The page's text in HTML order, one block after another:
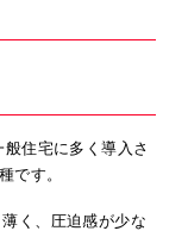
般住宅に多く導入さ
です。
く、圧迫感が少な